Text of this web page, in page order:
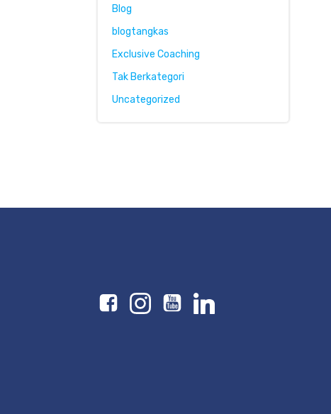
Blog
blogtangkas
Exclusive Coaching
Tak Berkategori
Uncategorized